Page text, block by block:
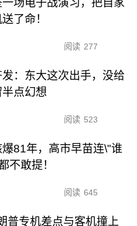
一场电子战演习，把自家
了命！
阅读 277
：东大这次出手，没给
点幻想
阅读 523
爆81年，高市早苗连\"谁
不敢提！
阅读 645
普专机差点与客机撞上